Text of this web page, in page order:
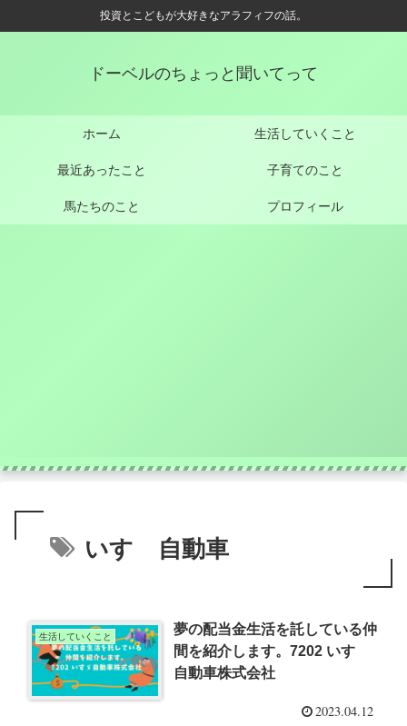
投資とこどもが大好きなアラフィフの話。
ドーベルのちょっと聞いてって
ホーム 生活していくこと
最近あったこと 子育てのこと
馬たちのこと プロフィール
いすゞ自動車
生活していくこと
夢の配当金生活を託している仲
間を紹介します。7202 いすゞ
自動車株式会社
2023.04.12